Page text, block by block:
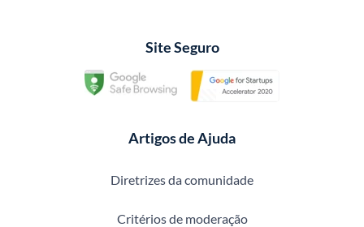
Site Seguro
Artigos de Ajuda
Diretrizes da comunidade
Critérios de moderação